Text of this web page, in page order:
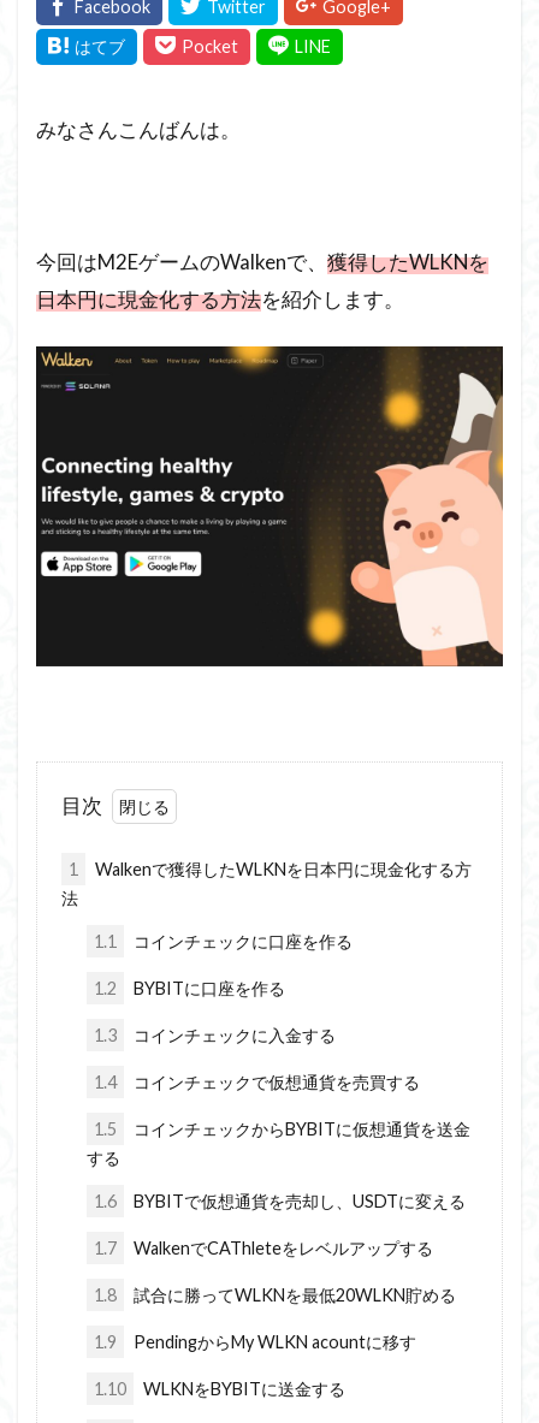
みなさんこんばんは。
今回はM2EゲームのWalkenで、 獲得したWLKNを
日本円に現金化する方法を紹介します。
目次
1
Walkenで獲得したWLKNを日本円に現金化する方
法
1.1 コインチェックに口座を作る
1.2 BYBITに口座を作る
1.3 コインチェックに入金する
1.4 コインチェックで仮想通貨を売買する
1.5
コインチェックからBYBITに仮想通貨を送金
する
1.6 BYBITで仮想通貨を売却し、USDTに変える
1.7 WalkenでCAThleteをレベルアップする
1.8 試合に勝ってWLKNを最低20WLKN貯める
1.9 PendingからMy WLKN acountに移す
1.10 WLKNをBYBITに送金する